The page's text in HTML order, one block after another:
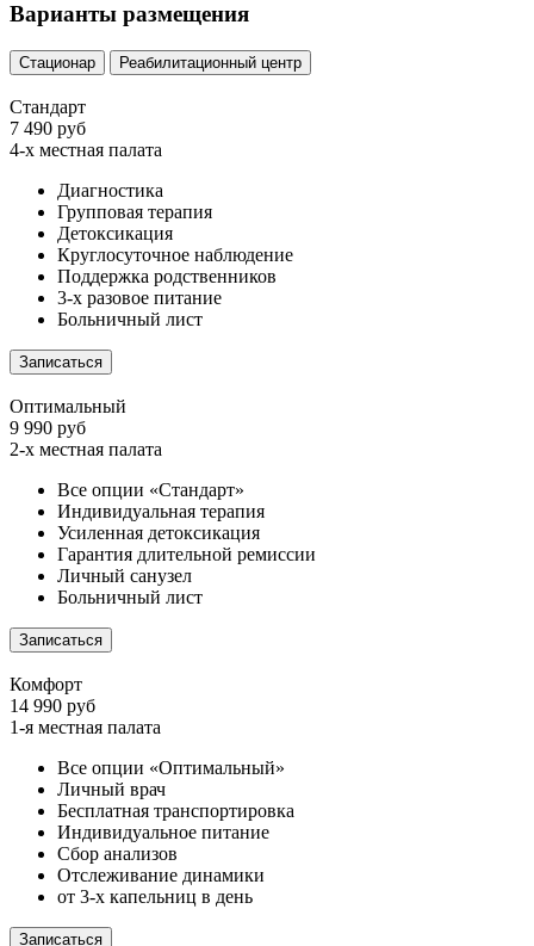
Варианты размещения
Стационар Реабилитационный центр
Стандарт
7 490 руб
4-х местная палата
Диагностика
Групповая терапия
Детоксикация
Круглосуточное наблюдение
Поддержка родственников
3-х разовое питание
Больничный лист
Записаться
Оптимальный
9 990 руб
2-х местная палата
Все опции «Стандарт»
Индивидуальная терапия
Усиленная детоксикация
Гарантия длительной ремиссии
Личный санузел
Больничный лист
Записаться
Комфорт
14 990 руб
1-я местная палата
Все опции «Оптимальный»
Личный врач
Бесплатная транспортировка
Индивидуальное питание
Сбор анализов
Отслеживание динамики
от 3-х капельниц в день
Записаться